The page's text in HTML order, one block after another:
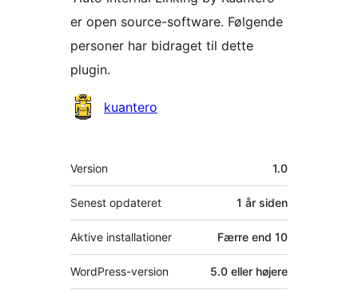
er open source-software. Følgende
personer har bidraget til dette
plugin.
Bidragsydere
kuantero
Meta
Version 1.0
Senest opdateret 1 år siden
Aktive installationer Færre end 10
WordPress-version 5.0 eller højere